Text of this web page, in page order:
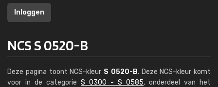
Inloggen
NCS S 0520-B
Deze pagina toont NCS-kleur S 0520-B. Deze NCS-kleur komt
voor in de categorie S 0300 - S 0585, onderdeel van het